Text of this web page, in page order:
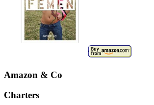
Amazon & Co
Charters